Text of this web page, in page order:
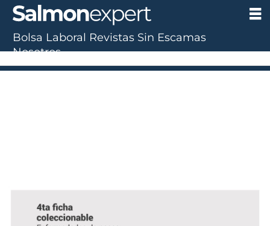
Bolsa Laboral Revistas Sin Escamas
Nosotros